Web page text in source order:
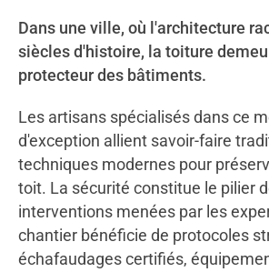
Dans une ville, où l'architecture
siècles d'histoire, la toiture
protecteur des bâtiments.
Les artisans spécialisés dans ce
d'exception allient savoir-faire
techniques modernes pour
toit. La sécurité constitue le pilier
interventions menées par les
chantier bénéficie de protocoles
échafaudages certifiés,